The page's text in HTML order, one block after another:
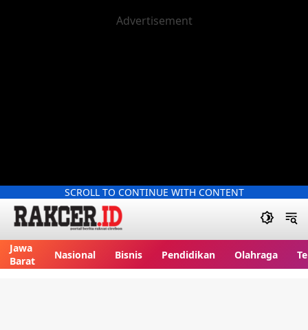
SCROLL TO CONTINUE WITH CONTENT
Jawa
Barat
Nasional Bisnis Pendidikan Olahraga